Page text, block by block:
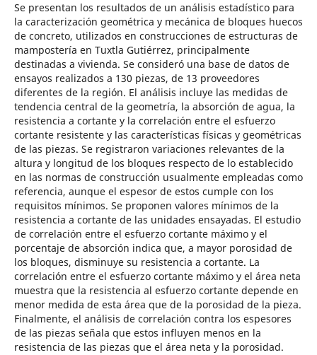
Se presentan los resultados de un análisis estadístico para
la caracterización geométrica y mecánica de bloques huecos
de concreto, utilizados en construcciones de estructuras de
mampostería en Tuxtla Gutiérrez, principalmente
destinadas a vivienda. Se consideró una base de datos de
ensayos realizados a 130 piezas, de 13 proveedores
diferentes de la región. El análisis incluye las medidas de
tendencia central de la geometría, la absorción de agua, la
resistencia a cortante y la correlación entre el esfuerzo
cortante resistente y las características físicas y geométricas
de las piezas. Se registraron variaciones relevantes de la
altura y longitud de los bloques respecto de lo establecido
en las normas de construcción usualmente empleadas como
referencia, aunque el espesor de estos cumple con los
requisitos mínimos. Se proponen valores mínimos de la
resistencia a cortante de las unidades ensayadas. El estudio
de correlación entre el esfuerzo cortante máximo y el
porcentaje de absorción indica que, a mayor porosidad de
los bloques, disminuye su resistencia a cortante. La
correlación entre el esfuerzo cortante máximo y el área neta
muestra que la resistencia al esfuerzo cortante depende en
menor medida de esta área que de la porosidad de la pieza.
Finalmente, el análisis de correlación contra los espesores
de las piezas señala que estos influyen menos en la
resistencia de las piezas que el área neta y la porosidad.